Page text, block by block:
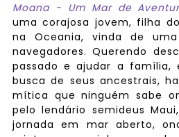
Moana - Um Mar de
uma corajosa jovem, filha
na Oceania, vinda de
navegadores. Querendo
passado e ajudar a família,
busca de seus ancestrais,
mítica que ninguém sabe
pelo lendário semideus
jornada em mar aberto,